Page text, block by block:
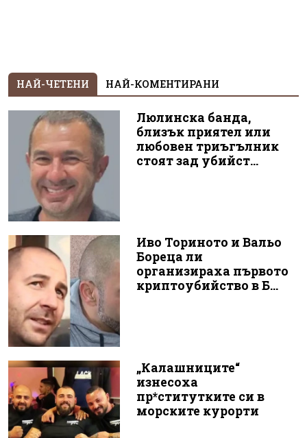
НАЙ-ЧЕТЕНИ НАЙ-КОМЕНТИРАНИ
Люлинска банда,
близък приятел или
любовен триъгълник
стоят зад убийст...
Иво Ториното и Вальо
Бореца ли
организираха първото
криптоубийство в Б...
„Калашниците“
изнесоха
пр*ститутките си в
морските курорти